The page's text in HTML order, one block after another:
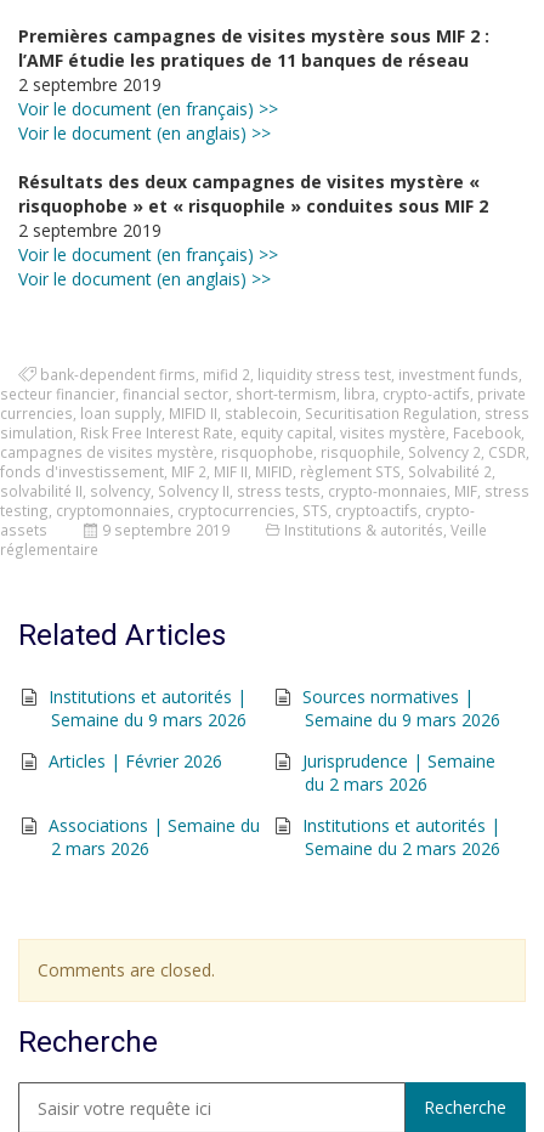
Premières campagnes de visites mystère sous MIF 2 :
l’AMF étudie les pratiques de 11 banques de réseau
2 septembre 2019
Voir le document (en français) >>
Voir le document (en anglais) >>
Résultats des deux campagnes de visites mystère «
risquophobe » et « risquophile » conduites sous MIF 2
2 septembre 2019
Voir le document (en français) >>
Voir le document (en anglais) >>
bank-dependent firms mifid 2 liquidity stress test investment funds
secteur financier financial sector short-termism libra crypto-actifs private
currencies loan supply MIFID II stablecoin Securitisation Regulation stress
simulation Risk Free Interest Rate equity capital visites mystère Facebook
campagnes de visites mystère risquophobe risquophile Solvency 2 CSDR
fonds d'investissement MIF 2 MIF II MIFID règlement STS Solvabilité 2
solvabilité II solvency Solvency II stress tests crypto-monnaies MIF stress
testing cryptomonnaies cryptocurrencies STS cryptoactifs crypto-
assets
9 septembre 2019 Institutions & autorités Veille
réglementaire
Related Articles
Institutions et autorités |
Semaine du 9 mars 2026
Sources normatives |
Semaine du 9 mars 2026
Articles | Février 2026
Jurisprudence | Semaine
du 2 mars 2026
Associations | Semaine du
2 mars 2026
Institutions et autorités |
Semaine du 2 mars 2026
Comments are closed.
Recherche